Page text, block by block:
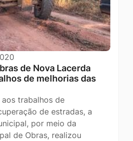
de Nova Lacerda
de melhorias das
trabalhos de
de estradas, a
por meio da
de Obras, realizou